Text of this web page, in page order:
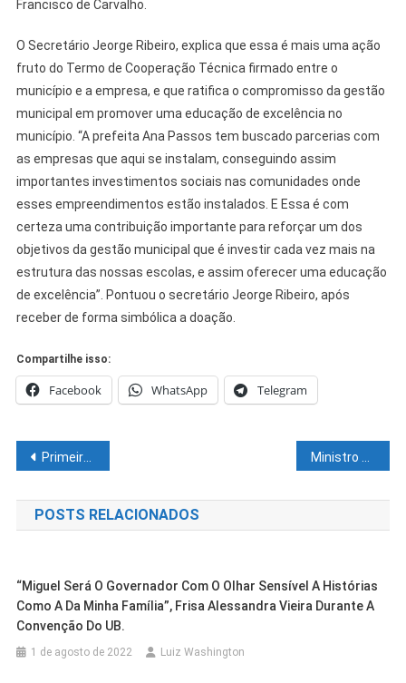
Francisco de Carvalho.
O Secretário Jeorge Ribeiro, explica que essa é mais uma ação
fruto do Termo de Cooperação Técnica firmado entre o
município e a empresa, e que ratifica o compromisso da gestão
municipal em promover uma educação de excelência no
município. “A prefeita Ana Passos tem buscado parcerias com
as empresas que aqui se instalam, conseguindo assim
importantes investimentos sociais nas comunidades onde
esses empreendimentos estão instalados. E Essa é com
certeza uma contribuição importante para reforçar um dos
objetivos da gestão municipal que é investir cada vez mais na
estrutura das nossas escolas, e assim oferecer uma educação
de excelência”. Pontuou o secretário Jeorge Ribeiro, após
receber de forma simbólica a doação.
Compartilhe isso:
Facebook WhatsApp Telegram
Navegação
de
Post
Primeira etapa do Circuito de Maratonas Aquáticas Velho Chico acontecerá nesse domingo 30 Ministro das Relações Exteriores visita Petrolina na próxima segunda-feira (31)
POSTS RELACIONADOS
“Miguel Será O Governador Com O Olhar Sensível A Histórias
Como A Da Minha Família”, Frisa Alessandra Vieira Durante A
Convenção Do UB.
1 de agosto de 2022 Luiz Washington